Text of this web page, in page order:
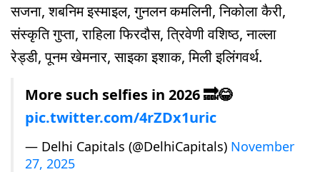
सजना, शबनिम इस्माइल, गुनलन कमलिनी, निकोला कैरी,
संस्कृति गुप्ता, राहिला फिरदौस, त्रिवेणी वश‍िष्ठ, नाल्ला
रेड्डी, पूनम खेमनार, साइका इशाक, मिली इलिंगवर्थ.
More such selfies in 2026 🔜😂
pic.twitter.com/4rZDx1uric
— Delhi Capitals (@DelhiCapitals) November
27, 2025